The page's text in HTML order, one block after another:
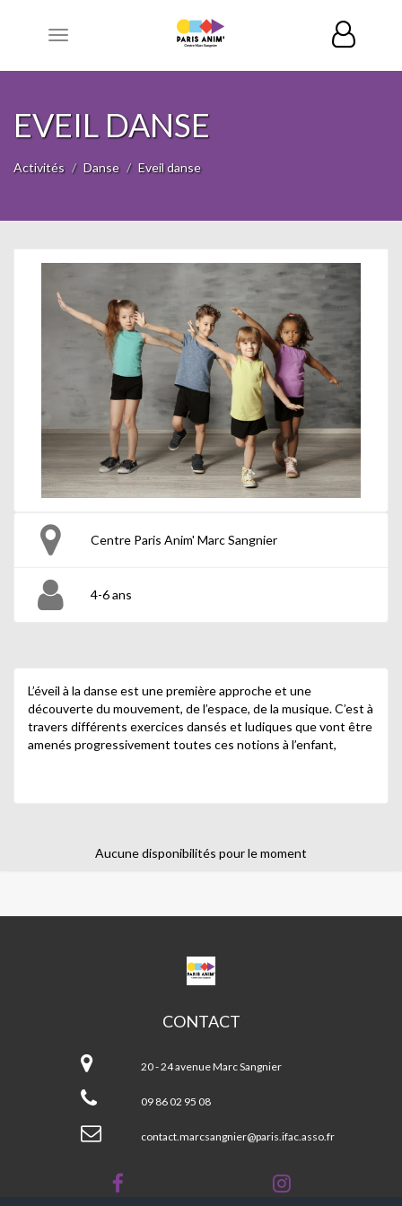
Toggle
EVEIL DANSE
Activités Danse Eveil danse
Centre Paris Anim' Marc Sangnier
4-6 ans
L’éveil à la danse est une première approche et une
découverte du mouvement, de l’espace, de la musique. C’est à
travers différents exercices dansés et ludiques que vont être
amenés progressivement toutes ces notions à l’enfant,
Aucune disponibilités pour le moment
CPA
MARC
CONTACT
Marc
Sangnier
20 - 24 avenue Marc Sangnier
09 86 02 95 08
contact.marcsangnier@paris.ifac.asso.fr